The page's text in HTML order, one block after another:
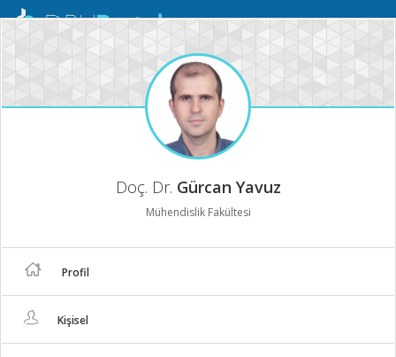
Mobil
Doç. Dr. Gürcan Yavuz
Mühendislik Fakültesi
Profil
Kişisel